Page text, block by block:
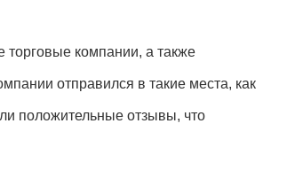
торговые компании, а также
отправился в такие места, как
положительные отзывы, что